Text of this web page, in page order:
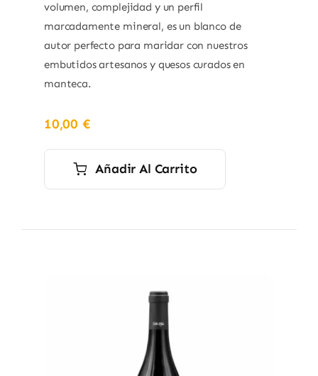
volumen, complejidad y un perfil
marcadamente mineral, es un blanco de
autor perfecto para maridar con nuestros
embutidos artesanos y quesos curados en
manteca.
10,00 €
Añadir Al Carrito